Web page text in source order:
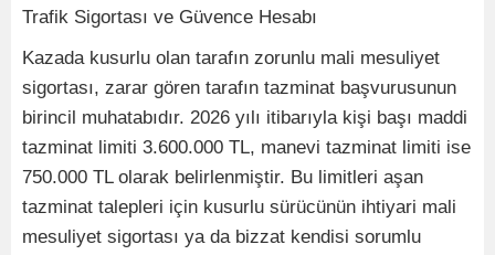
Trafik Sigortası ve Güvence Hesabı
Kazada kusurlu olan tarafın zorunlu mali mesuliyet
sigortası, zarar gören tarafın tazminat başvurusunun
birincil muhatabıdır. 2026 yılı itibarıyla kişi başı maddi
tazminat limiti 3.600.000 TL, manevi tazminat limiti ise
750.000 TL olarak belirlenmiştir. Bu limitleri aşan
tazminat talepleri için kusurlu sürücünün ihtiyari mali
mesuliyet sigortası ya da bizzat kendisi sorumlu